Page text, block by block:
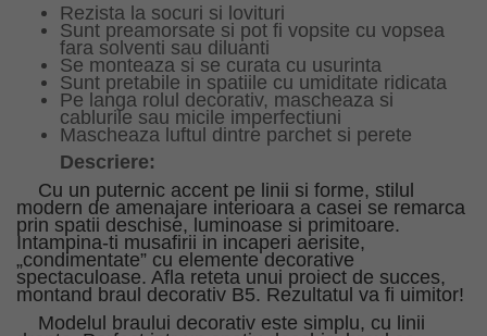
Rezista la socuri si lovituri
Sunt preamorsate si pot fi vopsite cu vopsea
fara solventi sau diluanti
Se monteaza si se curata cu usurinta
Sunt pretabile in spatiile cu umiditate ridicata
Pe langa rolul decorativ, mascheaza si
cablurile sau micile imperfectiuni
Mascheaza luftul dintre parchet si perete
Descriere:
Cu un puternic accent pe linii si forme, stilul
modern de amenajare interioara a casei se remarca
prin spatii deschise, luminoase si primitoare.
Intampina-ti musafirii in incaperi aerisite,
„condimentate” cu elemente decorative
spectaculoase. Afla reteta unui proiect de succes,
montand braul decorativ B5. Rezultatul va fi uimitor!
Modelul braului decorativ este simplu, cu linii